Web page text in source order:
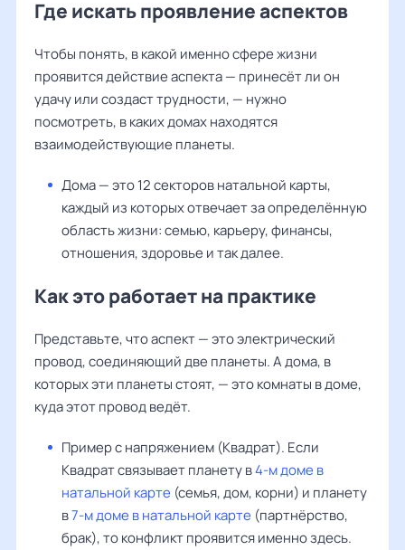
Где искать проявление аспектов
Чтобы понять, в какой именно сфере жизни
проявится действие аспекта — принесёт ли он
удачу или создаст трудности, — нужно
посмотреть, в каких домах находятся
взаимодействующие планеты.
Дома — это 12 секторов натальной карты,
каждый из которых отвечает за определённую
область жизни: семью, карьеру, финансы,
отношения, здоровье и так далее.
Как это работает на практике
Представьте, что аспект — это электрический
провод, соединяющий две планеты. А дома, в
которых эти планеты стоят, — это комнаты в доме,
куда этот провод ведёт.
Пример с напряжением (Квадрат). Если
Квадрат связывает планету в4-м доме в
натальной карте (семья, дом, корни) и планету
в7-м доме в натальной карте (партнёрство,
брак), то конфликт проявится именно здесь.